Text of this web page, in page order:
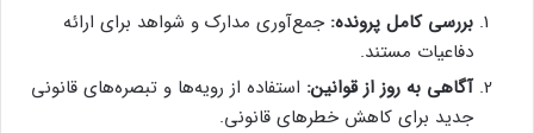
بررسی کامل پرونده: جمع‌آوری مدارک و شواهد برای ارائه
دفاعیات مستند.
آگاهی به روز از قوانین: استفاده از رویه‌ها و تبصره‌های قانونی
جدید برای کاهش خطرهای قانونی.